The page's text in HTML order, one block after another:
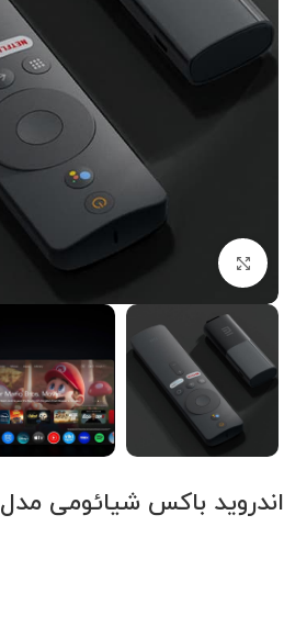
برای بزرگنمایی کلیک کنید
اندروید باکس شیائومی مدل Mi TV Stick